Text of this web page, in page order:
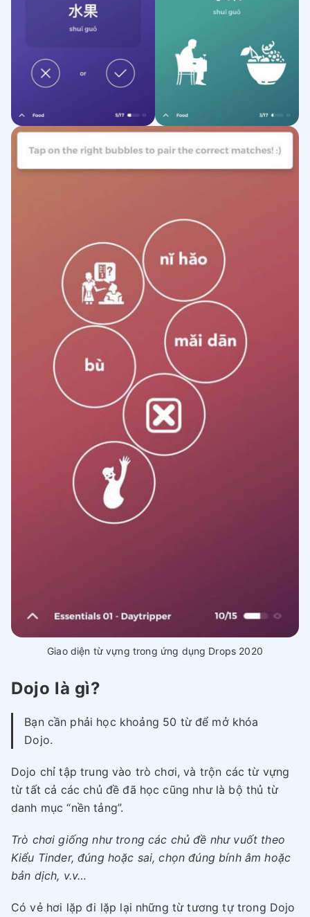
Giao diện từ vựng trong ứng dụng Drops 2020
Dojo là gì?
Bạn cần phải học khoảng 50 từ để mở khóa
Dojo.
Dojo chỉ tập trung vào trò chơi, và trộn các từ vựng
từ tất cả các chủ đề đã học cũng như là bộ thủ từ
danh mục “nền tảng”.
Trò chơi giống như trong các chủ đề như vuốt theo
Kiểu Tinder, đúng hoặc sai, chọn đúng bính âm hoặc
bản dịch, v.v…
Có vẻ hơi lặp đi lặp lại những từ tương tự trong Dojo